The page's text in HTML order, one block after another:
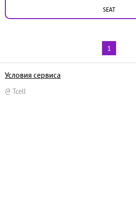
SEAT
1
@ Tcell
Условия сервиса